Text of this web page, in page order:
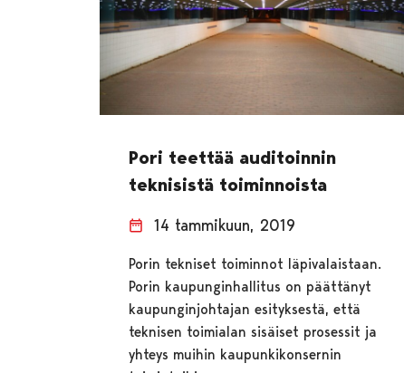
Pori teettää auditoinnin
teknisistä toiminnoista
14 tammikuun, 2019
Porin tekniset toiminnot läpivalaistaan.
Porin kaupunginhallitus on päättänyt
kaupunginjohtajan esityksestä, että
teknisen toimialan sisäiset prosessit ja
yhteys muihin kaupunkikonsernin